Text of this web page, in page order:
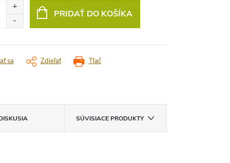
PRIDAŤ DO KOŠÍKA
Tlač
sa Zdieľať
SÚVISIACE PRODUKTY